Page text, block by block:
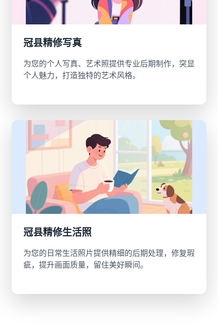
冠县精修写真
为您的个人写真、艺术照提供专业后期制作，突显
个人魅力，打造独特的艺术风格。
冠县精修生活照
为您的日常生活照片提供精细的后期处理，修复瑕
疵，提升画面质量，留住美好瞬间。